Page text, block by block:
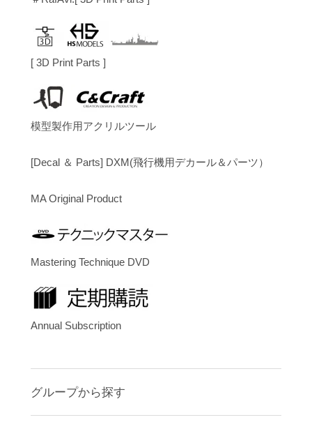
[ 3D Print Parts ]
模型製作用アクリルツール
[Decal ＆ Parts] DXM(飛行機用デカール＆パーツ）
MA Original Product
Mastering Technique DVD
Annual Subscription
グループから探す